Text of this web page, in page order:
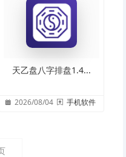
天乙盘八字排盘1.4...
2026/08/04 手机软件